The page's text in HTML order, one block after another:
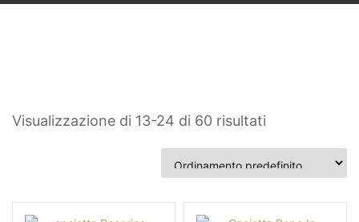
Visualizzazione di 13-24 di 60 risultati